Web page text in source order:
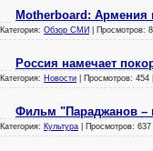
Motherboard: Армения
Категория: Обзор СМИ | Просмотров:
Россия намечает
Категория: Новости | Просмотров: 454
Фильм "Параджанов –
Категория: Культура | Просмотров: 637